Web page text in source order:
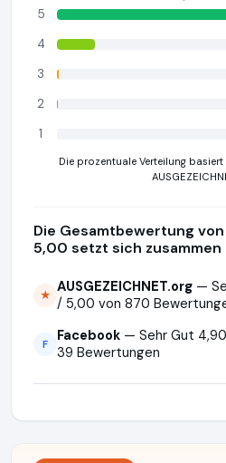
5
4
3
2
1
Die prozentuale Verteilung
Die Gesamtbewertung
5,00 setzt sich zusammen
★ AUSGEZEICHNET.org —
/ 5,00 von 870
F Facebook — Sehr Gut
39 Bewertungen